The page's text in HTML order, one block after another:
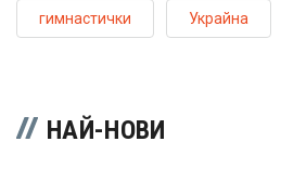
гимнастички Украйна
НАЙ-НОВИ